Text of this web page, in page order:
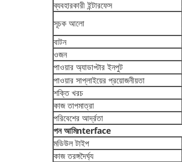
ব্যবহারকারী ইন্টারফেস
সূচক আলো
বাটন
ওজন
পাওয়ার অ্যাডাপ্টার ইনপুট
পাওয়ার সাপ্লাইয়ের প্রয়োজনীয়তা
শক্তি খরচ
কাজ তাপমাত্রা
পরিবেশের আর্দ্রতা
পনআমিnterface
মডিউল টাইপ
কাজ তরঙ্গদৈর্ঘ্য